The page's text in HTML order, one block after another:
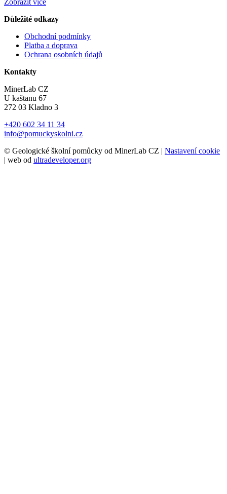
Důležité odkazy
Obchodní podmínky
Platba a doprava
Ochrana osobních údajů
Kontakty
MinerLab CZ
U kaštanu 67
272 03 Kladno 3
+420 602 34 11 34
info@pomuckyskolni.cz
© Geologické školní pomůcky od MinerLab CZ | Nastavení cookie
| web od ultradeveloper.org